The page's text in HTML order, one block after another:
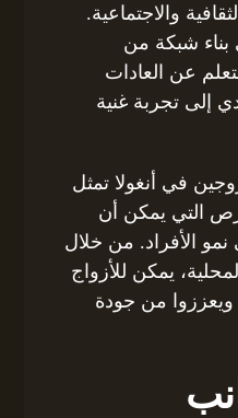
والاجتماعية.
بناء شبكة من
عن العادات
إلى تجربة غنية
في أنغولا تمثل
التي يمكن أن
الأفراد. من خلال
يمكن للأزواج
ويعززوا من جودة